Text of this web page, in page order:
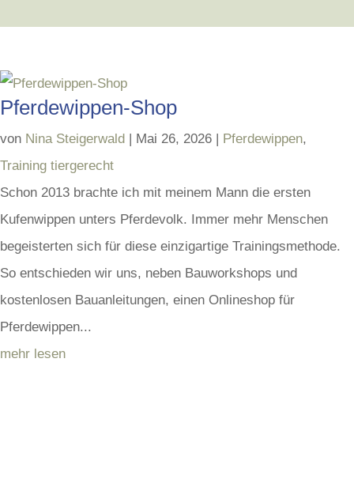
Pferdewippen-Shop
von Nina Steigerwald | Mai 26, 2026 | Pferdewippen,
Training tiergerecht
Schon 2013 brachte ich mit meinem Mann die ersten
Kufenwippen unters Pferdevolk. Immer mehr Menschen
begeisterten sich für diese einzigartige Trainingsmethode.
So entschieden wir uns, neben Bauworkshops und
kostenlosen Bauanleitungen, einen Onlineshop für
Pferdewippen...
mehr lesen